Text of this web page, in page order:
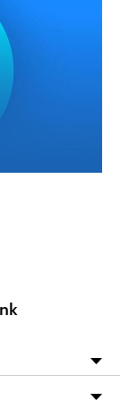
wird wie die
vom Iran